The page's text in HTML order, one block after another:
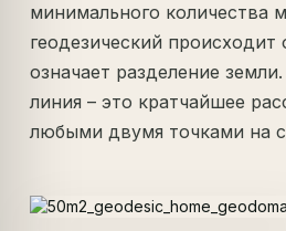
минимального количества
геодезический происходит
означает разделение
линия – это кратчайшее
любыми двумя точками на